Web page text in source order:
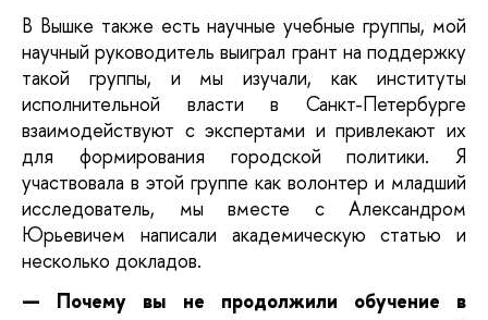
В Вышке также есть научные учебные группы, мой
научный руководитель выиграл грант на поддержку
такой группы, и мы изучали, как институты
исполнительной власти в Санкт-Петербурге
взаимодействуют с экспертами и привлекают их
для формирования городской политики. Я
участвовала в этой группе как волонтер и младший
исследователь, мы вместе с Александром
Юрьевичем написали академическую статью и
несколько докладов.
— Почему вы не продолжили обучение в